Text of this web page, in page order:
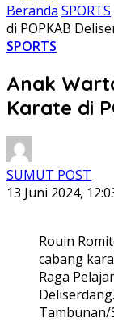
Beranda SPORTS
di POPKAB
SPORTS
Anak
Karate di
SUMUT POST
13 Juni 2024,
Rouin
cabang
Raga
Tambunan/